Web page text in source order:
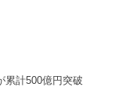
累計500億円突破